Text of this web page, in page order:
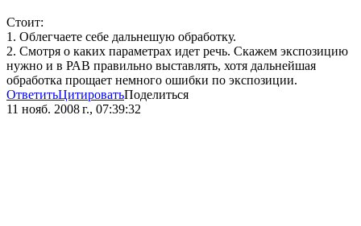
Стоит:
1. Облегчаете себе дальнешую обработку.
2. Смотря о каких параметрах идет речь. Скажем экспозицию
нужно и в РАВ правильно выставлять, хотя дальнейшая
обработка прощает немного ошибки по экспозиции.
ОтветитьЦитироватьПоделиться
11 нояб. 2008 г., 07:39:32